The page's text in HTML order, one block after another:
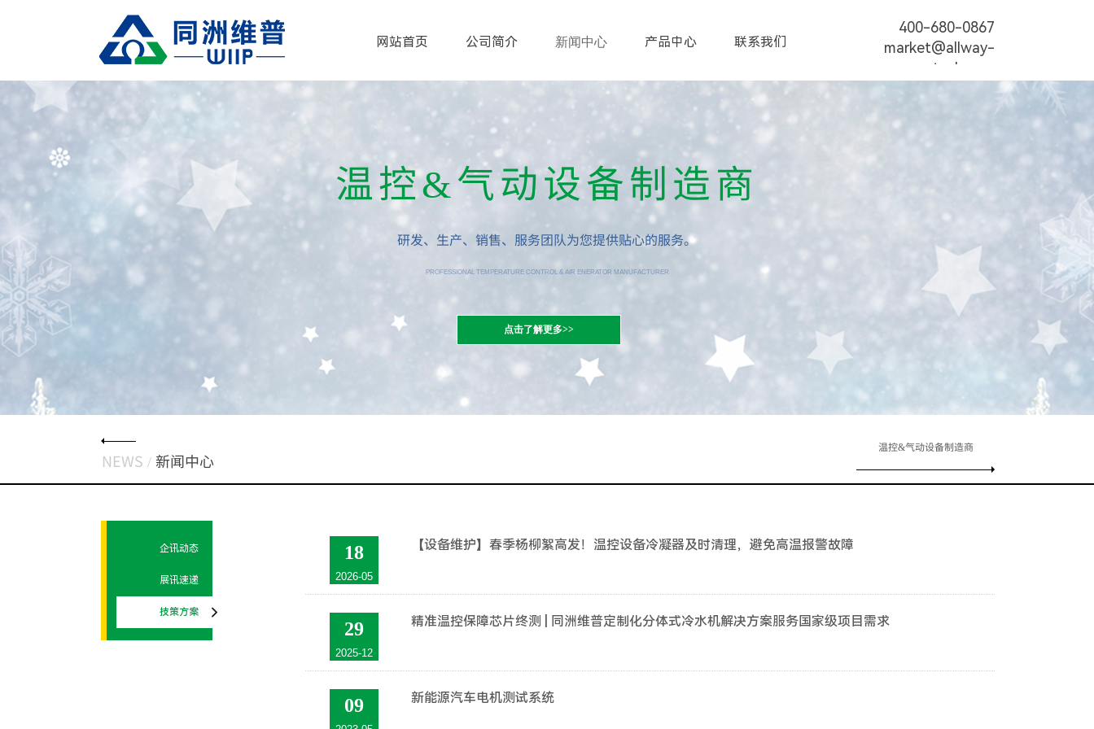
400-680-0867
market@allway-
tech.com
网站首页 公司简介 新闻中心 产品中心 联系我们
PROFESSIONAL TEMPERATURE CONTROL & AIR ENERATOR MANUFACTURER
温控&气动设备制造商
研发、生产、销售、服务团队为您提供贴心的服务。
点击了解更多>>
温控&气动设备制造商
NEWS / 新闻中心
18
2026-05
【设备维护】春季杨柳絮高发！温控设备冷凝器及时清理，避免高温报警故障
29
2025-12
精准温控保障芯片终测 | 同洲维普定制化分体式冷水机解决方案服务国家级项目需求
09 新能源汽车电机测试系统
企讯动态
展讯速递
技策方案